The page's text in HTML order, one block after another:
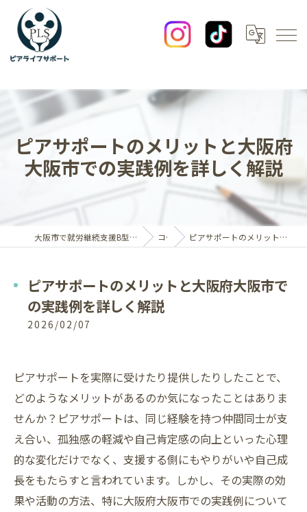
ピアサポートのメリットと大阪府
大阪市での実践例を詳しく解説
大阪市で就労継続支援B型なら一般社団法人ピアライフサポート コラム ピアサポートのメリットと大阪府大阪市での実践例を詳しく解説
ピアサポートのメリットと大阪府大阪市で
の実践例を詳しく解説
2026/02/07
ピアサポートを実際に受けたり提供したりしたことで、
どのようなメリットがあるのか気になったことはありま
せんか？ピアサポートは、同じ経験を持つ仲間同士が支
え合い、孤独感の軽減や自己肯定感の向上といった心理
的な変化だけでなく、支援する側にもやりがいや自己成
長をもたらすと言われています。しかし、その実際の効
果や活動の方法、特に大阪府大阪市での実践例について